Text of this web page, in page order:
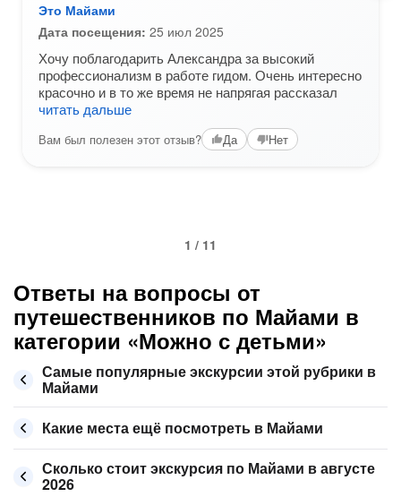
Это Майами
Дата посещения: 25 июл 2025
Хочу поблагодарить Александра за высокий
профессионализм в работе гидом. Очень интересно
красочно и в то же время не напрягая рассказал
читать дальше
Вам был полезен этот отзыв? Да Нет
1 / 11
Ответы на вопросы от
путешественников по Майами в
категории «Можно с детьми»
Самые популярные экскурсии этой рубрики в
Майами
Какие места ещё посмотреть в Майами
Сколько стоит экскурсия по Майами в августе
2026